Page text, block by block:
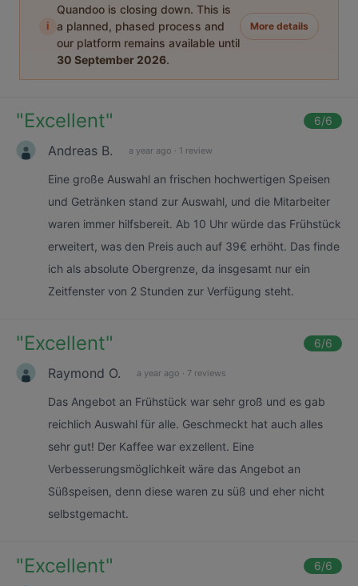
i
Quandoo is closing down. This is
a planned, phased process and
our platform remains available until
30 September 2026.
More details
"Excellent" 6/6
Andreas B. a year ago · 1 review
Eine große Auswahl an frischen hochwertigen Speisen
und Getränken stand zur Auswahl, und die Mitarbeiter
waren immer hilfsbereit. Ab 10 Uhr würde das Frühstück
erweitert, was den Preis auch auf 39€ erhöht. Das finde
ich als absolute Obergrenze, da insgesamt nur ein
Zeitfenster von 2 Stunden zur Verfügung steht.
"Excellent" 6/6
Raymond O. a year ago · 7 reviews
Das Angebot an Frühstück war sehr groß und es gab
reichlich Auswahl für alle. Geschmeckt hat auch alles
sehr gut! Der Kaffee war exzellent. Eine
Verbesserungsmöglichkeit wäre das Angebot an
Süßspeisen, denn diese waren zu süß und eher nicht
selbstgemacht.
"Excellent" 6/6